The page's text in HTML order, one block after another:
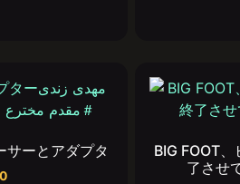
サーとアダプタ
BIG FOOT
了させ